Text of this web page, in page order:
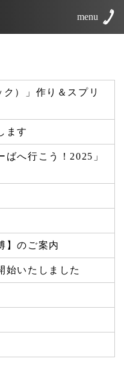
menu
）」作り＆スプリ
ます
へ行こう！2025」
】のご案内
始いたしました